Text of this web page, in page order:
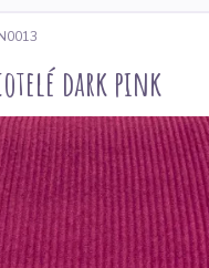
dark pink